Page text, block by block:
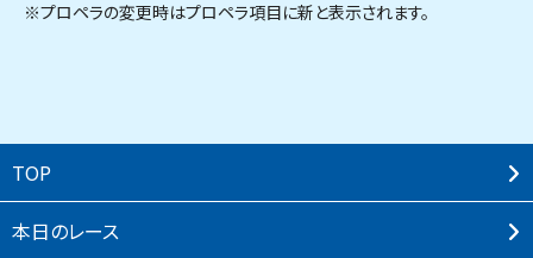
※プロペラの変更時はプロペラ項目に新と表示されます。
TOP
本⽇のレース